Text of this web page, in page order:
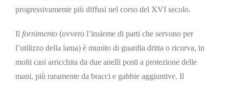
progressivamente più diffusi nel corso del XVI secolo.
Il fornimento (ovvero l’insieme di parti che servono per
l’utilizzo della lama) è munito di guardia dritta o ricurva, in
molti casi arricchita da due anelli posti a protezione delle
mani, più raramente da bracci e gabbie aggiuntive. Il